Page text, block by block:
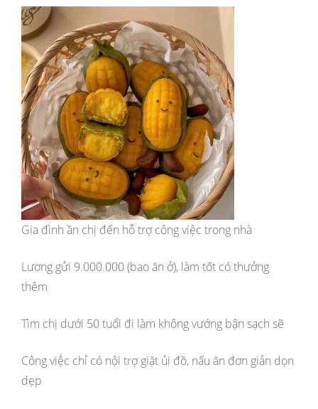
Gia đình ần chị đến hỗ trợ công việc trong nhà
Lương gửi 9.000.000 (bao ăn ở), làm tốt có thưởng
thêm
Tìm chị dưới 50 tuổi đi làm không vướng bận sạch sẽ
Công việc chỉ có nội trợ giặt ủi đồ, nấu ăn đơn giản dọn
dẹp